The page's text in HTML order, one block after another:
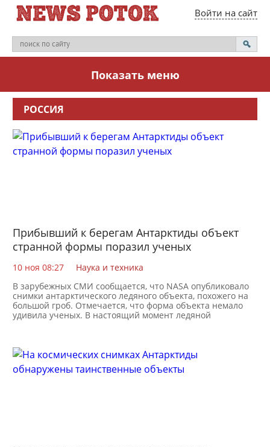
Войти на сайт
Показать меню
РОССИЯ
Прибывший к берегам Антарктиды объект
странной формы поразил ученых
10 ноя 08:27
Наука и техника
В зарубежных СМИ сообщается, что NASA опубликовало
снимки антарктического ледяного объекта, похожего на
большой гроб. Отмечается, что форма объекта немало
удивила ученых. В настоящий момент ледяной